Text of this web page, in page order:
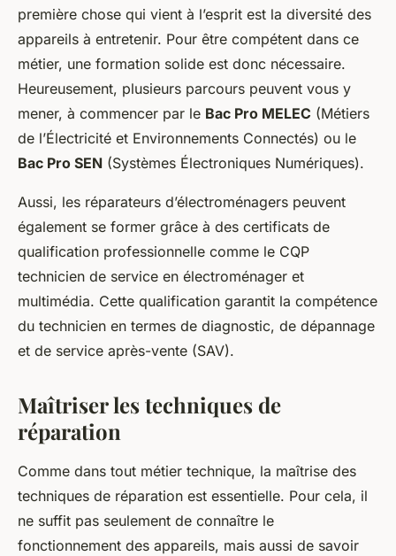
première chose qui vient à l’esprit est la diversité des
appareils à entretenir. Pour être compétent dans ce
métier, une formation solide est donc nécessaire.
Heureusement, plusieurs parcours peuvent vous y
mener, à commencer par le Bac Pro MELEC (Métiers
de l’Électricité et Environnements Connectés) ou le
Bac Pro SEN (Systèmes Électroniques Numériques).
Aussi, les réparateurs d’électroménagers peuvent
également se former grâce à des certificats de
qualification professionnelle comme le CQP
technicien de service en électroménager et
multimédia. Cette qualification garantit la compétence
du technicien en termes de diagnostic, de dépannage
et de service après-vente (SAV).
Maîtriser les techniques de
réparation
Comme dans tout métier technique, la maîtrise des
techniques de réparation est essentielle. Pour cela, il
ne suffit pas seulement de connaître le
fonctionnement des appareils, mais aussi de savoir